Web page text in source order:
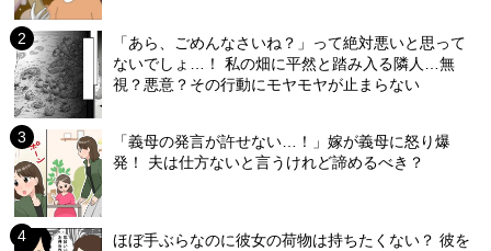
「あら、ごめんなさいね？」って絶対悪いと思って
ないでしょ…！ 私の畑に平然と踏み入る隣人…無
視？悪意？その行動にモヤモヤが止まらない
「義母の発言が許せない…！」嫁が義母に怒り爆
発！ 夫は仕方ないと言うけれど諦めるべき？
ほぼ手ぶらなのに彼女の荷物は持ちたくない？ 彼を